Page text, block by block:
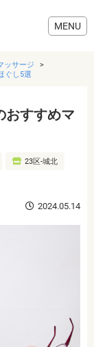
ッサージ
ぐし5選
おすすめマ
23区-城北
2024.05.14